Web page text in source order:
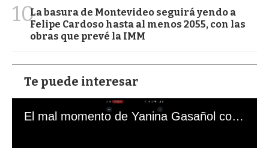
10La basura de Montevideo seguirá yendo a
Felipe Cardoso hasta al menos 2055, con las
obras que prevé la IMM
Te puede interesar
El mal momento de Yanina Gasañol con un hincha argentino en "Subrayado"